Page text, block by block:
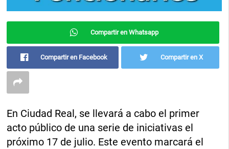
Compartir en Whatsapp
Compartir en Facebook Compartir en X
En Ciudad Real, se llevará a cabo el primer
acto público de una serie de iniciativas el
próximo 17 de julio. Este evento marcará el